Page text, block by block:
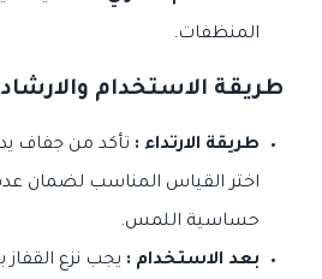
المنظفات.
طريقة الاستخدام
طريقة الارتداء : تأكد من جفاف
اختر القياس المناسب لضمان
حساسية اللمس.
بعد الاستخدام : يجب نزع